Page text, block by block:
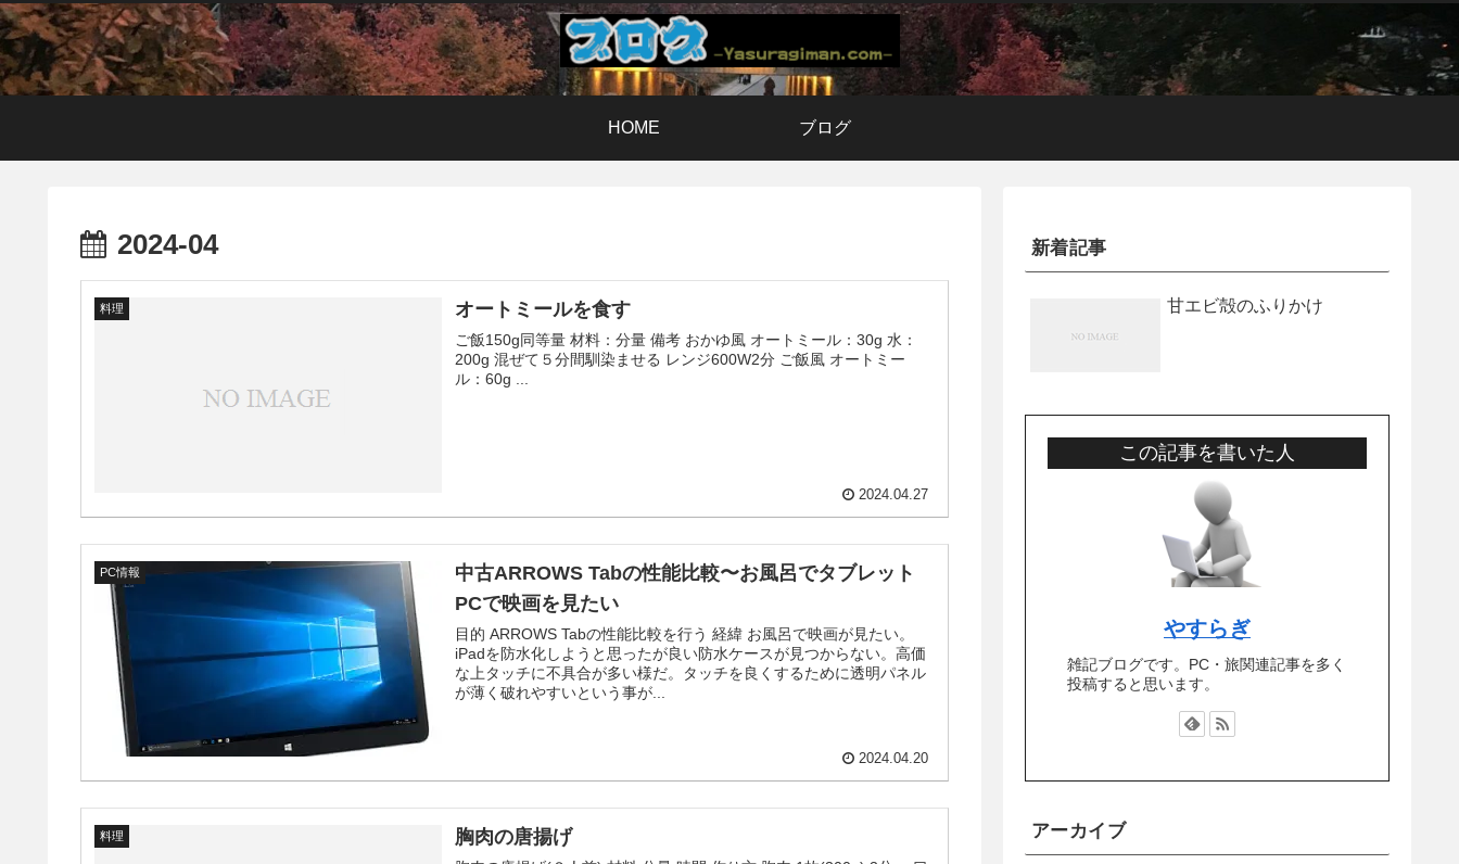
HOME ブログ
2024-04
料理 オートミールを食す
ご飯150g同等量 材料：分量 備考 おかゆ風 オートミール：30g 水：
200g 混ぜて５分間馴染ませる レンジ600W2分 ご飯風 オートミー
ル：60g ...
2024.04.27
PC情報
中古ARROWS Tabの性能比較〜お風呂でタブレット
PCで映画を見たい
目的 ARROWS Tabの性能比較を行う 経緯 お風呂で映画が見たい。
iPadを防水化しようと思ったが良い防水ケースが見つからない。高価
な上タッチに不具合が多い様だ。タッチを良くするために透明パネル
が薄く破れやすいという事が...
2024.04.20
料理 胸肉の唐揚げ
新着記事
甘エビ殻のふりかけ
この記事を書いた人
やすらぎ
雑記ブログです。PC・旅関連記事を多く
投稿すると思います。
アーカイブ